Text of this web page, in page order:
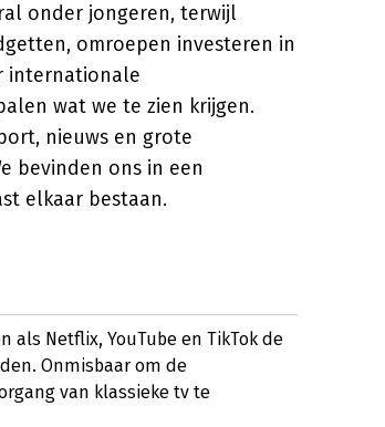
onder jongeren, terwijl
omroepen investeren in
internationale
wat we te zien krijgen.
nieuws en grote
bevinden ons in een
elkaar bestaan.
als Netflix, YouTube en TikTok de
Onmisbaar om de
van klassieke tv te